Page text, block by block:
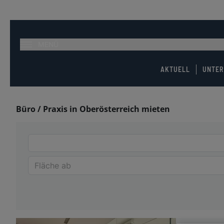
AKTUELL
Büro / Praxis in Oberösterreich mieten